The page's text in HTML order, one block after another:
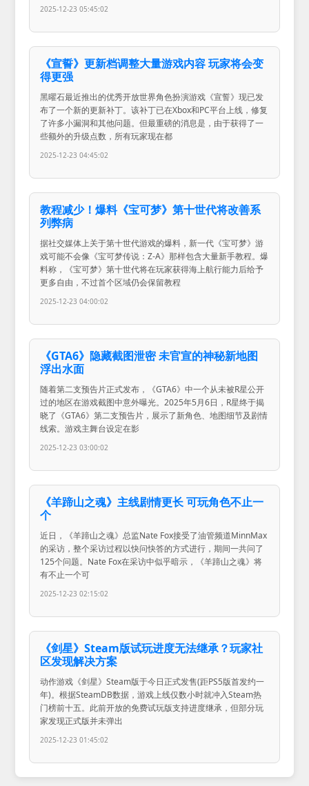
2025-12-23 05:45:02
《宣誓》更新档调整大量游戏内容 玩家将会变
得更强
黑曜石最近推出的优秀开放世界角色扮演游戏《宣誓》现已发
布了一个新的更新补丁。该补丁已在Xbox和PC平台上线，修复
了许多小漏洞和其他问题。但最重磅的消息是，由于获得了一
些额外的升级点数，所有玩家现在都
2025-12-23 04:45:02
教程减少！爆料《宝可梦》第十世代将改善系
列弊病
据社交媒体上关于第十世代游戏的爆料，新一代《宝可梦》游
戏可能不会像《宝可梦传说：Z-A》那样包含大量新手教程。爆
料称，《宝可梦》第十世代将在玩家获得海上航行能力后给予
更多自由，不过首个区域仍会保留教程
2025-12-23 04:00:02
《GTA6》隐藏截图泄密 未官宣的神秘新地图
浮出水面
随着第二支预告片正式发布，《GTA6》中一个从未被R星公开
过的地区在游戏截图中意外曝光。2025年5月6日，R星终于揭
晓了《GTA6》第二支预告片，展示了新角色、地图细节及剧情
线索。游戏主舞台设定在影
2025-12-23 03:00:02
《羊蹄山之魂》主线剧情更长 可玩角色不止一
个
近日，《羊蹄山之魂》总监Nate Fox接受了油管频道MinnMax
的采访，整个采访过程以快问快答的方式进行，期间一共问了
125个问题。Nate Fox在采访中似乎暗示，《羊蹄山之魂》将
有不止一个可
2025-12-23 02:15:02
《剑星》Steam版试玩进度无法继承？玩家社
区发现解决方案
动作游戏《剑星》Steam版于今日正式发售(距PS5版首发约一
年)。根据SteamDB数据，游戏上线仅数小时就冲入Steam热
门榜前十五。此前开放的免费试玩版支持进度继承，但部分玩
家发现正式版并未弹出
2025-12-23 01:45:02